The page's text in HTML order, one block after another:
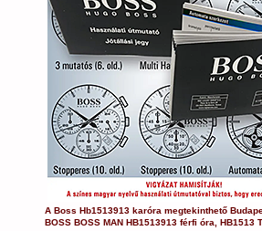
A Boss Hb1513913 karóra megtekinthető
BOSS BOSS MAN HB1513913 férfi óra HB1513